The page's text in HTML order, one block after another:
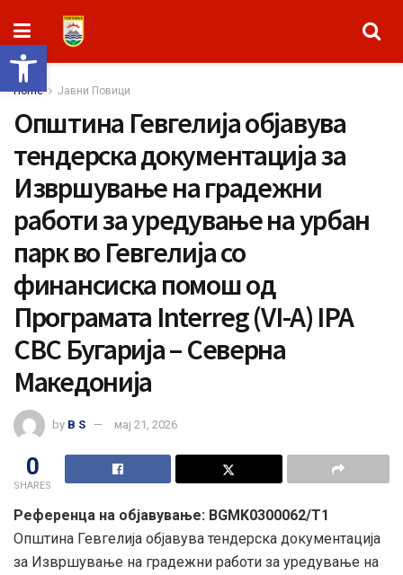
Open toolbar
Home Јавни Повици
Општина Гевгелија објавува
тендерска документација за
Извршување на градежни
работи за уредување на урбан
парк во Гевгелија со
финансиска помош од
Програмата Interreg (VI-A) IPA
CBC Бугарија – Северна
Македонија
by B S мај 21, 2026
0
SHARES
Референца на објавување: BGMK0300062/T1
Општина Гевгелија објавува тендерска документација
за Извршување на градежни работи за уредување на